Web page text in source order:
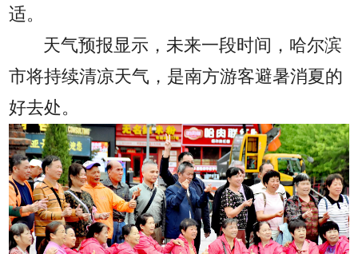
适。
天气预报显示，未来一段时间，哈尔滨
市将持续清凉天气，是南方游客避暑消夏的
好去处。